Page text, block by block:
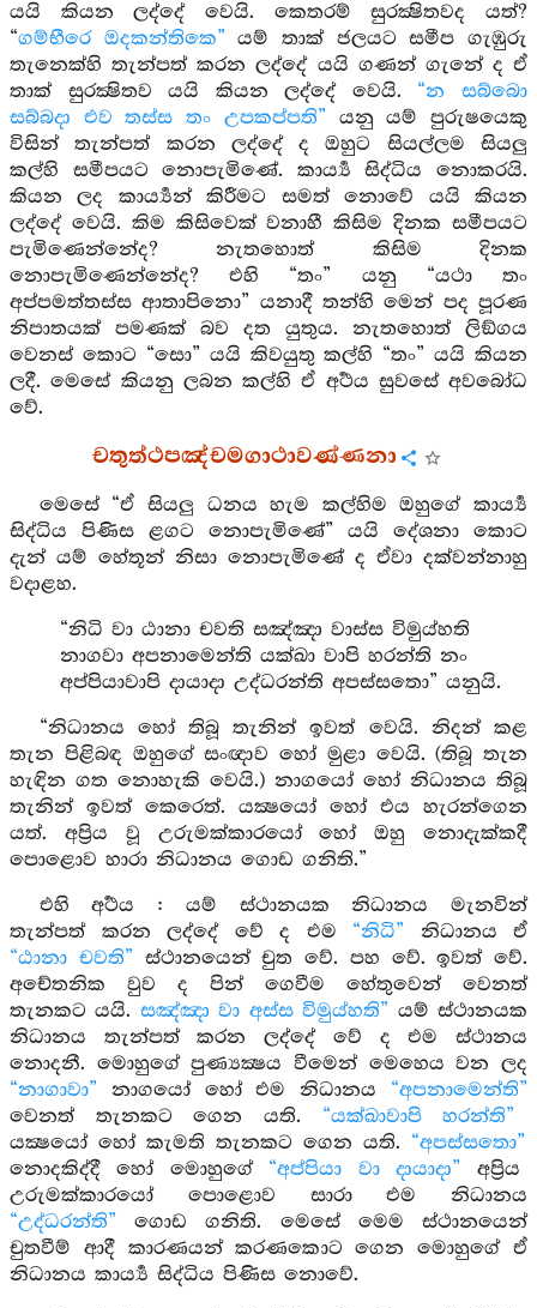
යයි කියන ලද්දේ වෙයි. කෙතරම් සුරක්‍ෂිතවද යත්?
“ගම්භීරෙ ඔදකන්තිකෙ”යම් තාක් ජලයට සමීප ගැඹුරු
තැනෙක්හි තැන්පත් කරන ලද්දේ යයි ගණන් ගැනේ ද ඒ
තාක් සුරක්‍ෂිතව යයි කියන ලද්දේ වෙයි. “න සබ්බො
සබ්බදා එව තස්ස තං උපකප්පති” යනු යම් පුරුෂයෙකු
විසින් තැන්පත් කරන ලද්දේ ද ඔහුට සියල්ලම සියලු
කල්හි සමීපයට නොපැමිණේ. කාර්‍ය්‍ය සිද්ධිය නොකරයි.
කියන ලද කාර්‍ය්‍යන් කිරීමට සමත් නොවේ යයි කියන
ලද්දේ වෙයි. කිම කිසිවෙක් වනාහී කිසිම දිනක සමීපයට
පැමිණෙන්නේද? නැතහොත් කිසිම දිනක
නොපැමිණෙන්නේද? එහි “තං” යනු “යථා තං
අප්පමත්තස්ස ආතාපිනො” යනාදී තන්හි මෙන් පද පූරණ
නිපාතයක් පමණක් බව දත යුතුය. නැතහොත් ලිඞ්ගය
වෙනස් කොට “සො” යයි කිවයුතු කල්හි “තං” යයි කියන
ලදී. මෙසේ කියනු ලබන කල්හි ඒ අර්‍ථය සුවසේ අවබෝධ
වේ.
චතුත්ථපඤ්චමගාථාවණ්ණනා
මෙසේ “ඒ සියලු ධනය හැම කල්හිම ඔහුගේ කාර්‍ය්‍ය
සිද්ධිය පිණිස ළගට නොපැමිණේ” යයි දේශනා කොට
දැන් යම් හේතූන් නිසා නොපැමිණේ ද ඒවා දක්වන්නාහු
වදාළහ.
“නිධි වා ඨානා චවති සඤ්ඤා වාස්ස විමුය්හති
නාගවා අපනාමෙන්ති යක්ඛා වාපි හරන්ති නං
අප්පියාවාපි දායාදා උද්ධරන්ති අපස්සතො” යනුයි.
“නිධානය හෝ තිබූ තැනින් ඉවත් වෙයි. නිදන් කළ
තැන පිළිබඳ ඔහුගේ සංඥාව හෝ මුළා වෙයි. (තිබූ තැන
හැඳින ගත නොහැකි වෙයි.) නාගයෝ හෝ නිධානය තිබූ
තැනින් ඉවත් කෙරෙත්. යක්‍ෂයෝ හෝ එය හැරන්ගෙන
යත්. අප්‍රිය වූ උරුමක්කාරයෝ හෝ ඔහු නොදැක්කදී
පොළොව හාරා නිධානය ගොඩ ගනිති.”
එහි අර්‍ථය : යම් ස්ථානයක නිධානය මැනවින්
තැන්පත් කරන ලද්දේ වේ ද එම “නිධි” නිධානය ඒ
“ඨානා චවති” ස්ථානයෙන් චුත වේ. පහ වේ. ඉවත් වේ.
අචේතනික වුව ද පින් ගෙවීම හේතුවෙන් වෙනත්
තැනකට යයි. සඤ්ඤා වා අස්ස විමුය්හති” යම් ස්ථානයක
නිධානය තැන්පත් කරන ලද්දේ වේ ද එම ස්ථානය
නොදනී. මොහුගේ පුණ්‍යක්‍ෂය වීමෙන් මෙහෙය වන ලද
“නාගාවා” නාගයෝ හෝ එම නිධානය “අපනාමෙන්ති”
වෙනත් තැනකට ගෙන යති. “යක්ඛාවාපි හරන්ති”
යක්‍ෂයෝ හෝ කැමති තැනකට ගෙන යති. “අපස්සතො”
නොදකිද්දී හෝ මොහුගේ “අප්පියා වා දායාදා” අප්‍රිය
උරුමක්කාරයෝ පොළොව සාරා එම නිධානය
“උද්ධරන්ති” ගොඩ ගනිති. මෙසේ මෙම ස්ථානයෙන්
චුතවීම් ආදී කාරණයන් කරණකොට ගෙන මොහුගේ ඒ
නිධානය කාර්‍ය්‍ය සිද්ධිය පිණිස නොවේ.